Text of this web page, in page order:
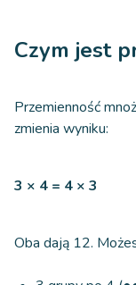
Czym jest
Przemienność
zmienia wyniku:
3 × 4 = 4 × 3
Oba dają 12.